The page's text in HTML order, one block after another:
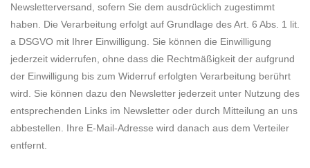
Newsletterversand, sofern Sie dem ausdrücklich zugestimmt
haben. Die Verarbeitung erfolgt auf Grundlage des Art. 6 Abs. 1 lit.
a DSGVO mit Ihrer Einwilligung. Sie können die Einwilligung
jederzeit widerrufen, ohne dass die Rechtmäßigkeit der aufgrund
der Einwilligung bis zum Widerruf erfolgten Verarbeitung berührt
wird. Sie können dazu den Newsletter jederzeit unter Nutzung des
entsprechenden Links im Newsletter oder durch Mitteilung an uns
abbestellen. Ihre E-Mail-Adresse wird danach aus dem Verteiler
entfernt.